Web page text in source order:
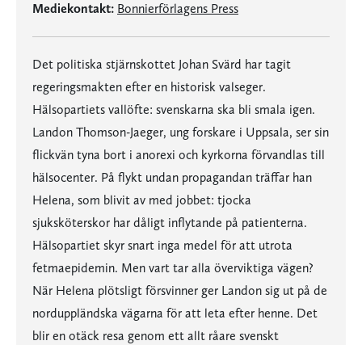
Mediekontakt: Bonnierförlagens Press
Det politiska stjärnskottet Johan Svärd har tagit
regeringsmakten efter en historisk valseger.
Hälsopartiets vallöfte: svenskarna ska bli smala igen.
Landon Thomson-Jaeger, ung forskare i Uppsala, ser sin
flickvän tyna bort i anorexi och kyrkorna förvandlas till
hälsocenter. På flykt undan propagandan träffar han
Helena, som blivit av med jobbet: tjocka
sjuksköterskor har dåligt inflytande på patienterna.
Hälsopartiet skyr snart inga medel för att utrota
fetmaepidemin. Men vart tar alla överviktiga vägen?
När Helena plötsligt försvinner ger Landon sig ut på de
norduppländska vägarna för att leta efter henne. Det
blir en otäck resa genom ett allt råare svenskt